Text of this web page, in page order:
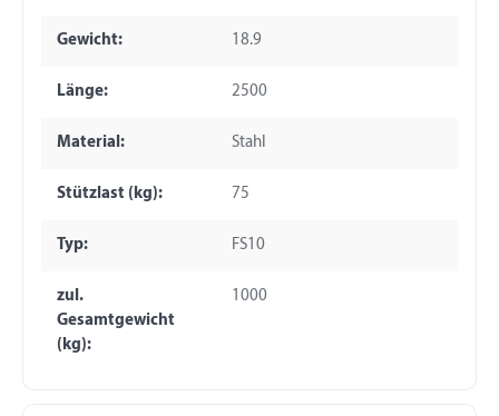
Gewicht: 18.9
Länge: 2500
Material: Stahl
Stützlast (kg): 75
Typ: FS10
zul.
Gesamtgewicht
(kg):
1000